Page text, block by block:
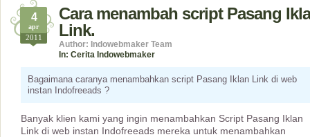
Cara menambah script Pasang
Link.
4
apr
2011
Author: Indowebmaker Team
In: Cerita Indowebmaker
Bagaimana caranya menambahkan script Pasang Iklan Link di web
instan Indofreeads ?
Banyak klien kami yang ingin menambahkan Script Pasang Iklan
Link di web instan Indofreeads mereka untuk menambahkan